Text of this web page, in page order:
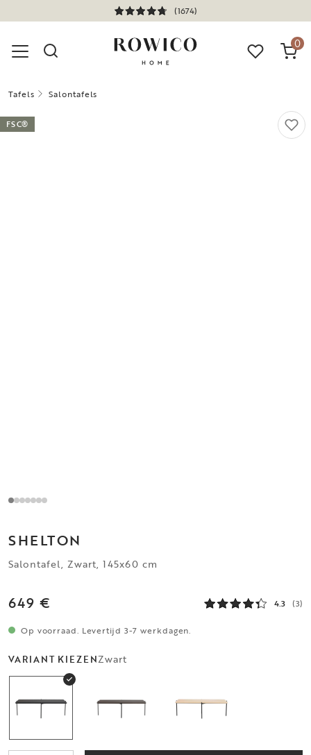
(1674)
0
Tafels Salontafels
FSC®
SHELTON
Salontafel, Zwart, 145x60 cm
649 € 4.3 (3)
Op voorraad. Levertijd 3-7 werkdagen.
VARIANT KIEZENZwart